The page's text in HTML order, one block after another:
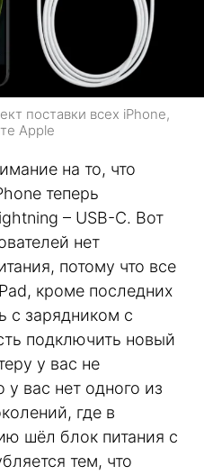
поставки всех iPhone,
Apple
на то, что
теперь
– USB-C. Вот
нет
потому что все
кроме последних
с зарядником с
подключить новый
у вас не
у вас нет одного из
где в
шёл блок питания с
тем, что